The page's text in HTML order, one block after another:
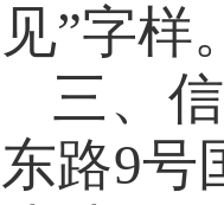
见”字样
三、
东路9号